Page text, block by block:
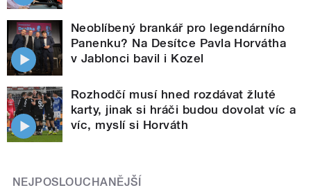
Neoblíbený brankář pro legendárního
Panenku? Na Desítce Pavla Horvátha
v Jablonci bavil i Kozel
Rozhodčí musí hned rozdávat žluté
karty, jinak si hráči budou dovolat víc a
víc, myslí si Horváth
NEJPOSLOUCHANĚJŠÍ